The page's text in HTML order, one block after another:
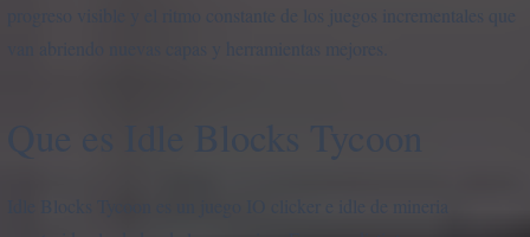
progreso visible y el ritmo constante de los juegos incrementales que